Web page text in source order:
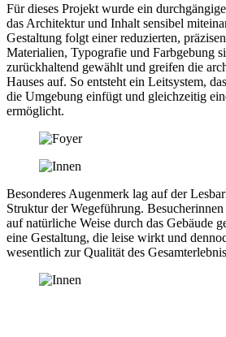
Für dieses Projekt wurde ein
das Architektur und Inhalt sensibel
Gestaltung folgt einer reduzierten,
Materialien, Typografie und Farbgebung
zurückhaltend gewählt und greifen die
Hauses auf. So entsteht ein Leitsystem,
die Umgebung einfügt und gleichzeitig
ermöglicht.
Besonderes Augenmerk lag auf der
Struktur der Wegeführung.
auf natürliche Weise durch das Gebäude
eine Gestaltung, die leise wirkt und
wesentlich zur Qualität des